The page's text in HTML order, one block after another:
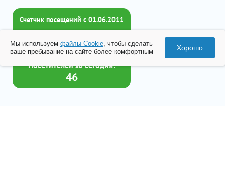
Счетчик посещений c 01.06.2011
Всего посетителей:
2017915
Посетителей за сегодня:
46
Мы используем файлы Cookie, чтобы сделать
ваше пребывание на сайте более комфортным
Хорошо